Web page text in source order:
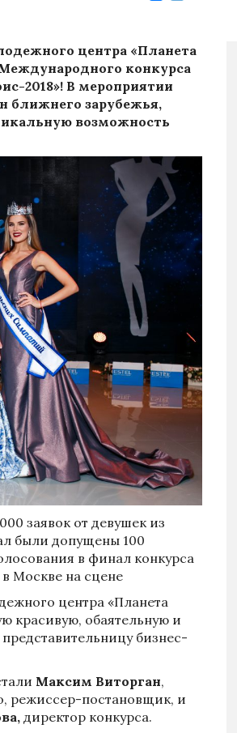
центра «Планета
конкурса
2018»! В мероприятии
ближнего зарубежья,
возможность
заявок от девушек из
были допущены 100
в финал конкурса
Москве на сцене
центра «Планета
красивую, обаятельную и
бизнес-
Максим Виторган,
режиссер-постановщик, и
директор конкурса.